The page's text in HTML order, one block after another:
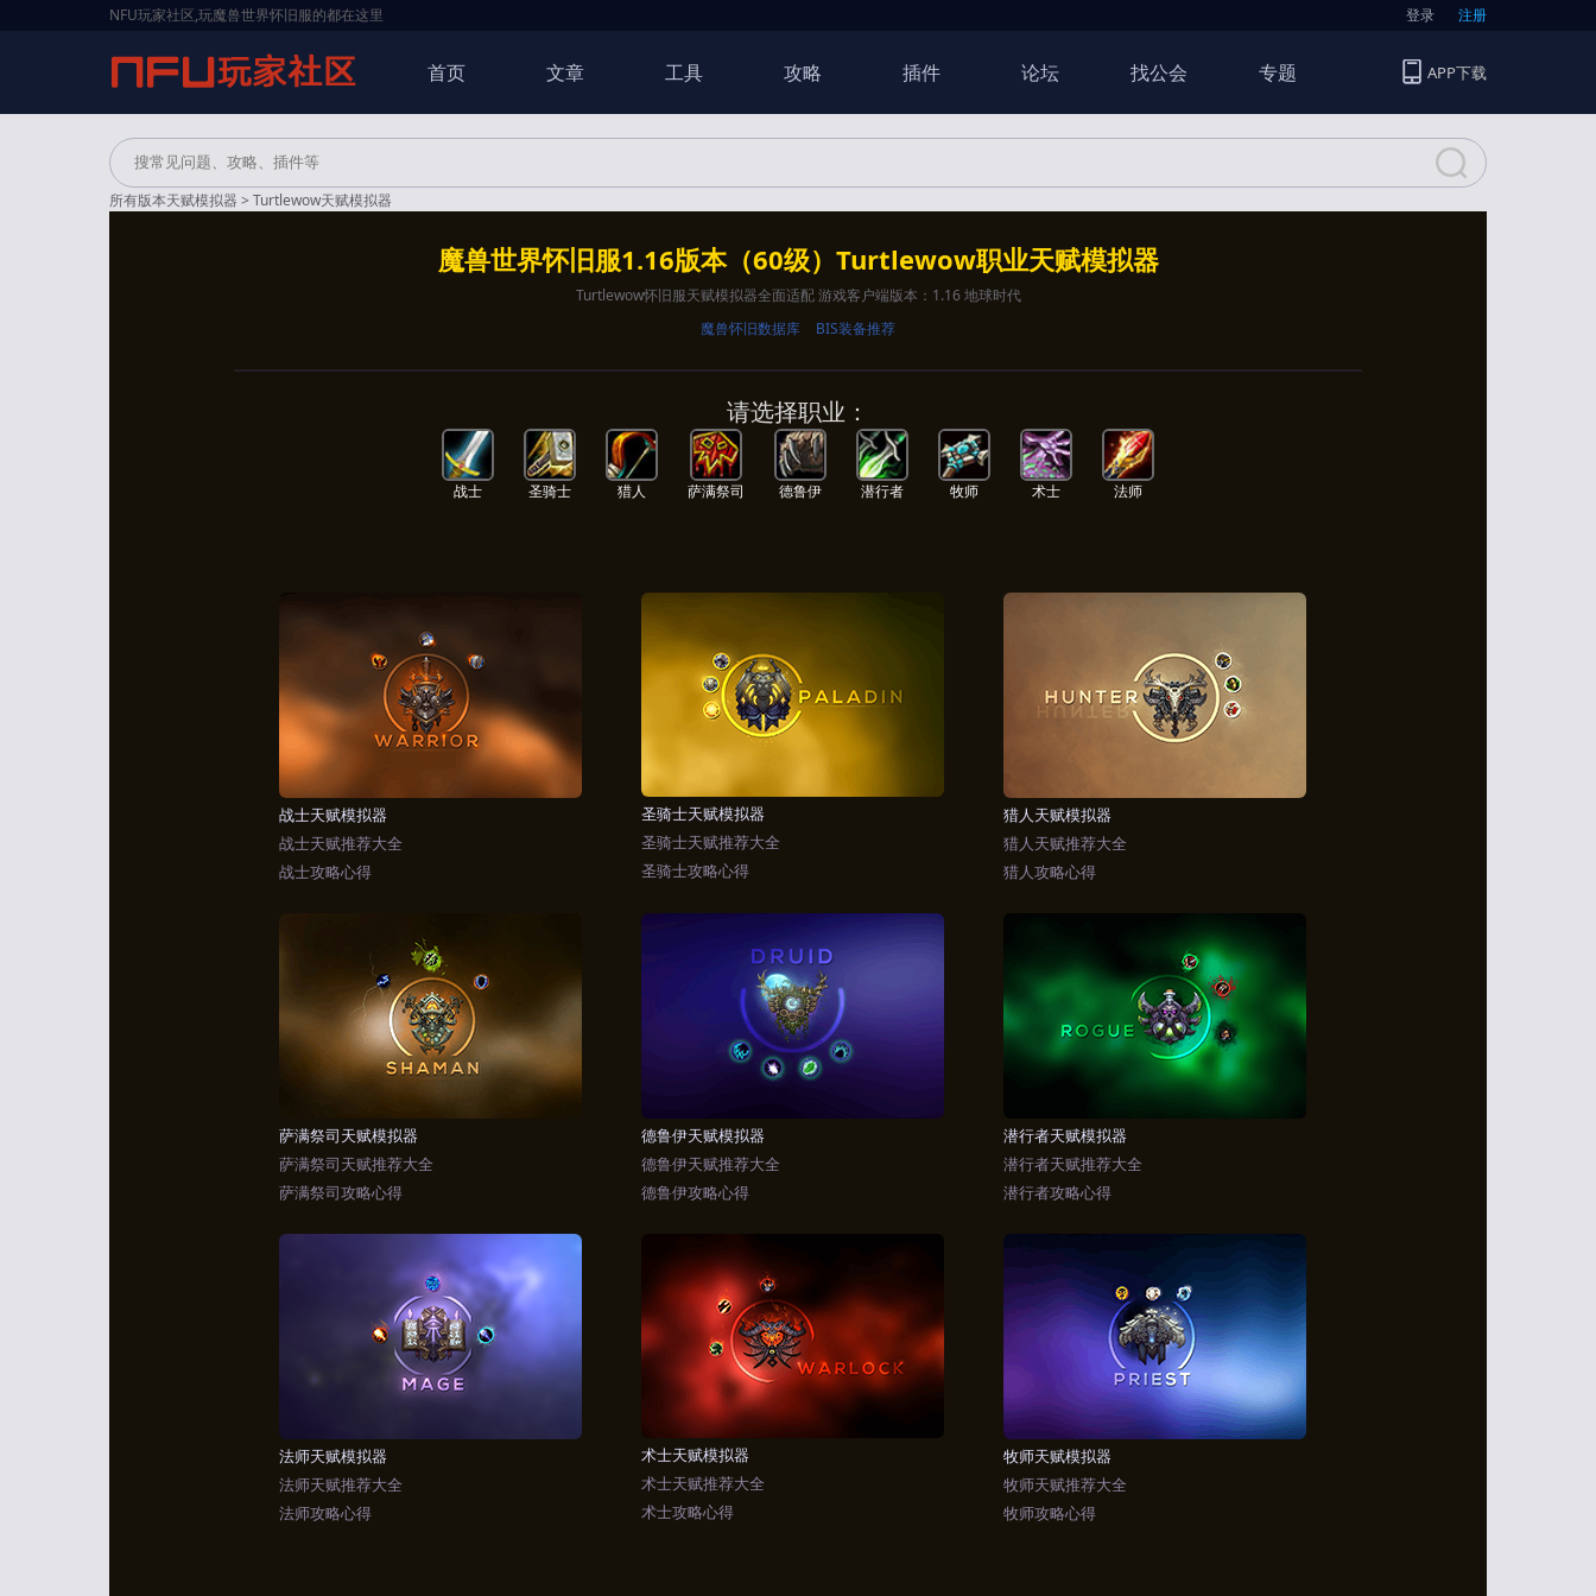
NFU玩家社区,玩魔兽世界怀旧服的都在这里 登录 注册
首页 文章 工具 攻略 插件 论坛 找公会 专题 APP下载
所有版本天赋模拟器 > Turtlewow天赋模拟器
魔兽世界怀旧服1.16版本（60级）Turtlewow职业天赋模拟器
Turtlewow怀旧服天赋模拟器全面适配 游戏客户端版本：1.16 地球时代
魔兽怀旧数据库
BIS装备推荐
请选择职业：
战士 圣骑士 猎人 萨满祭司 德鲁伊 潜行者 牧师 术士 法师
战士天赋模拟器
战士天赋推荐大全
战士攻略心得
圣骑士天赋模拟器
圣骑士天赋推荐大全
圣骑士攻略心得
猎人天赋模拟器
猎人天赋推荐大全
猎人攻略心得
萨满祭司天赋模拟器
萨满祭司天赋推荐大全
萨满祭司攻略心得
德鲁伊天赋模拟器
德鲁伊天赋推荐大全
德鲁伊攻略心得
潜行者天赋模拟器
潜行者天赋推荐大全
潜行者攻略心得
法师天赋模拟器
法师天赋推荐大全
法师攻略心得
术士天赋模拟器
术士天赋推荐大全
术士攻略心得
牧师天赋模拟器
牧师天赋推荐大全
牧师攻略心得